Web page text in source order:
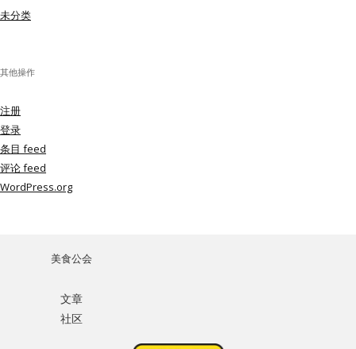
未分类
其他操作
注册
登录
条目 feed
评论 feed
WordPress.org
美食公会
文章
社区